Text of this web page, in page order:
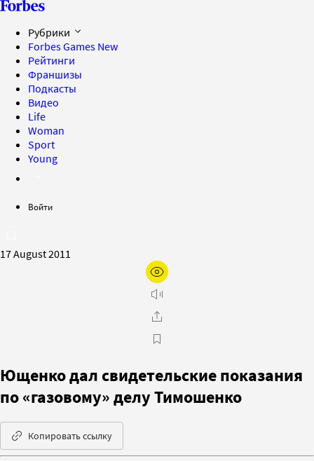
Рубрики
Forbes Games New
Рейтинги
Франшизы
Подкасты
Видео
Life
Woman
Sport
Young
Войти
17 August 2011
Ющенко дал свидетельские показания
по «газовому» делу Тимошенко
Копировать ссылку